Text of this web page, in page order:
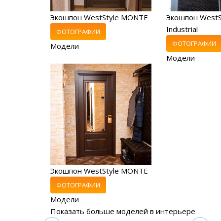
Экошпон WestStyle MONTE
ФОТОГРАФИИ
Модели
Экошпон
Industrial
ФОТОГРАФИИ
Модели
Экошпон WestStyle MONTE
ФОТОГРАФИИ
Модели
Показать больше моделей в интерьере